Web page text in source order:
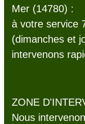
Mer (14780) :
à votre service
(dimanches et
intervenons
ZONE
Nous